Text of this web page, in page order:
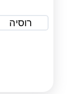
רוסיה